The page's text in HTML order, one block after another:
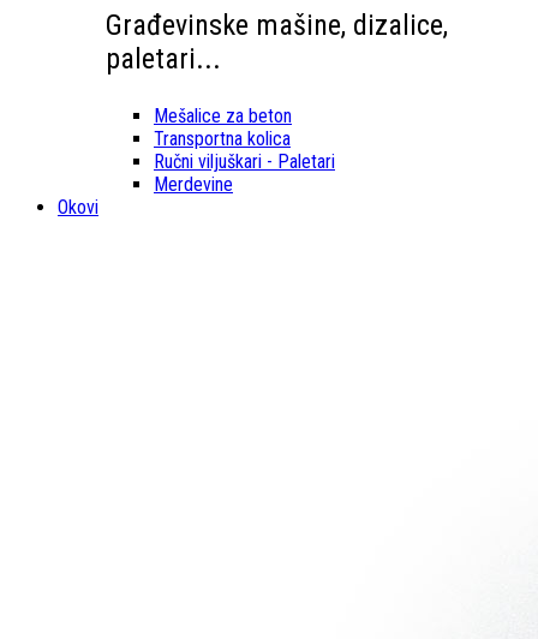
Građevinske mašine, dizalice,
paletari...
Mešalice za beton
Transportna kolica
Ručni viljuškari - Paletari
Merdevine
Okovi